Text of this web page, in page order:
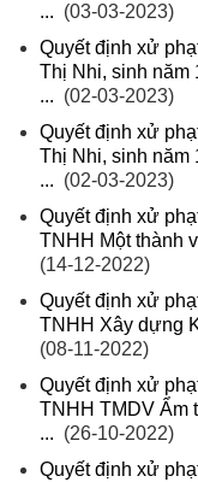
... (03-03-2023)
Quyết định xử
Thị Nhi, sinh năm
... (02-03-2023)
Quyết định xử
Thị Nhi, sinh năm
... (02-03-2023)
Quyết định xử
TNHH Một thành
(14-12-2022)
Quyết định xử
TNHH Xây dựng
(08-11-2022)
Quyết định xử
TNHH TMDV Ẩm
... (26-10-2022)
Quyết định xử